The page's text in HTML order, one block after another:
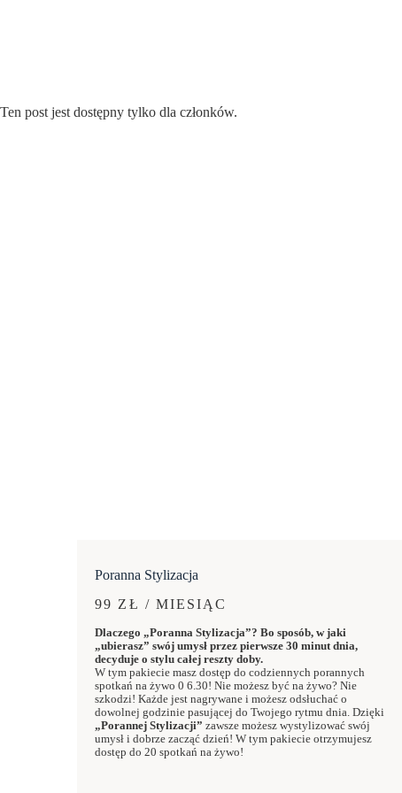
Ten post jest dostępny tylko dla członków.
Poranna Stylizacja
99 ZŁ / MIESIĄC
Dlaczego „Poranna Stylizacja”? Bo sposób, w jaki
„ubierasz” swój umysł przez pierwsze 30 minut dnia,
decyduje o stylu całej reszty doby.
W tym pakiecie masz dostęp do codziennych porannych
spotkań na żywo 0 6.30! Nie możesz być na żywo? Nie
szkodzi! Każde jest nagrywane i możesz odsłuchać o
dowolnej godzinie pasującej do Twojego rytmu dnia. Dzięki
„Porannej Stylizacji” zawsze możesz wystylizować swój
umysł i dobrze zacząć dzień! W tym pakiecie otrzymujesz
dostęp do 20 spotkań na żywo!